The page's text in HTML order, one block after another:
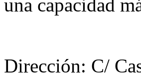
una capacidad
Dirección: C/